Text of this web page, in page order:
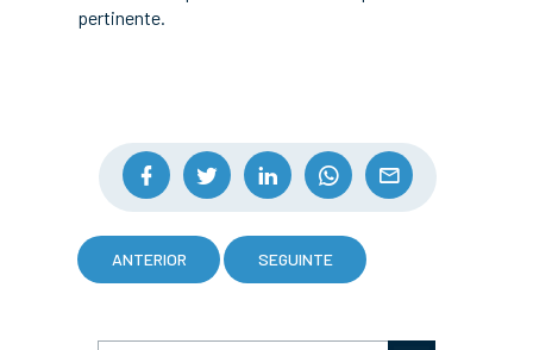
pertinente.
ANTERIOR SEGUINTE